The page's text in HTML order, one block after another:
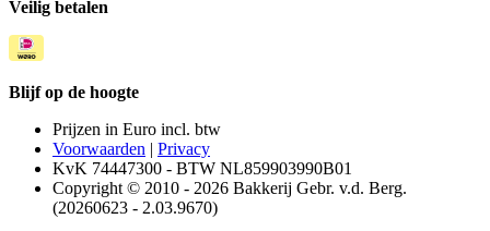
Veilig betalen
Blijf op de hoogte
Prijzen in Euro incl. btw
Voorwaarden | Privacy
KvK 74447300 - BTW NL859903990B01
Copyright © 2010 - 2026 Bakkerij Gebr. v.d. Berg.
(20260623 - 2.03.9670)